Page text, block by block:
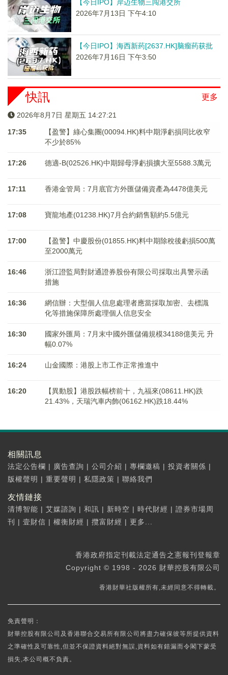
【今日IPO】岸迈生物三闯港交所
2026年7月13日 下午4:10
【今日IPO】海西新药[2637.HK]脑瘤药获批
2026年7月16日 下午3:50
更多
快訊
2026年8月7日 星期五 14:27:21
17:35
【盈警】綠心集團(00094.HK)料中期淨虧損同比收窄
不少於85%
17:26 德適-B(02526.HK)中期歸母淨虧損擴大至5588.3萬元
17:11 香港金管局：7月底官方外匯儲備資產為4478億美元
17:08 寶龍地產(01238.HK)7月合約銷售額約5.5億元
17:00
【盈警】中慶股份(01855.HK)料中期除稅後虧損500萬
至2000萬元
16:46
浙江證監局對財通證券股份有限公司採取出具警示函
措施
16:36
網信辦：大型個人信息處理者應當採取加密、去標識
化等措施保障所處理個人信息安全
16:30
國家外匯局：7月末中國外匯儲備規模34188億美元 升
幅0.07%
16:24 山金國際：港股上市工作正常推進中
16:20
【異動股】港股跌幅榜前十，九福來(08611.HK)跌
21.43%，天瑞汽車内飾(06162.HK)跌18.44%
相關訊息
法定公告欄 | 廣告查詢 | 公司介紹 | 專欄邀稿 | 投資者關係 |
版權聲明 | 重要聲明 | 私隱政策 | 聯絡我們
友情鏈接
清博智能 | 艾媒諮詢 | 和訊 | 新時空 | 時代財經 | 證券市場周
刊
| 壹財信 | 權衡財經 | 攬富財經 | 更多...
香港政府指定刊載法定通告之憲報刊登報章
Copyright © 1998 - 2026 財華控股有限公司
香港財華社版權所有,未經同意不得轉載。
免責聲明：
財華控股有限公司及香港聯合交易所有限公司將盡力確保彼等所提供資料
之準確性及可靠性,但並不保證資料絕對無誤,資料如有錯漏而令閣下蒙受
損失,本公司概不負責。